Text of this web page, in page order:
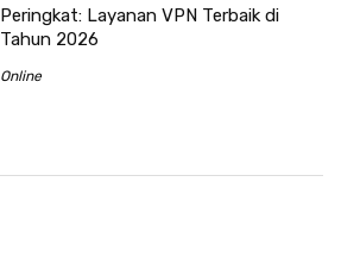
Peringkat: Layanan VPN Terbaik di
Tahun 2026
Online